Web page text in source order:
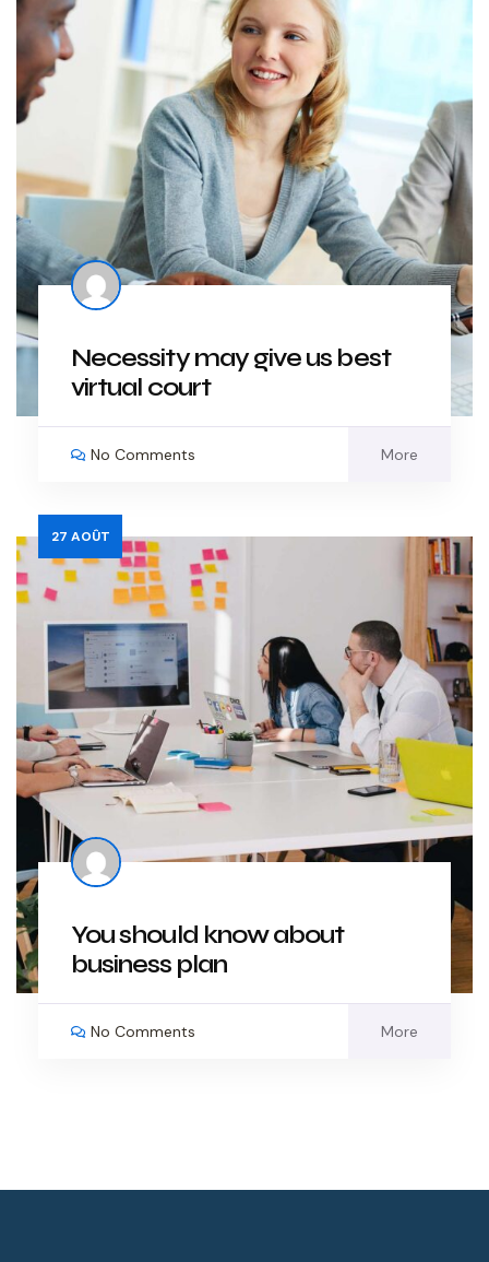
Necessity may give us best
virtual court
No Comments More
27 AOÛT
You should know about
business plan
No Comments More